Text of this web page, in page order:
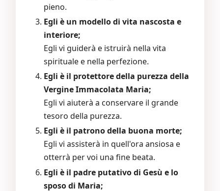
pieno.
Egli è un modello di vita nascosta e
interiore;
Egli vi guiderà e istruirà nella vita
spirituale e nella perfezione.
Egli è il protettore della purezza della
Vergine Immacolata Maria;
Egli vi aiuterà a conservare il grande
tesoro della purezza.
Egli è il patrono della buona morte;
Egli vi assisterà in quell'ora ansiosa e
otterrà per voi una fine beata.
Egli è il padre putativo di Gesù e lo
sposo di Maria;